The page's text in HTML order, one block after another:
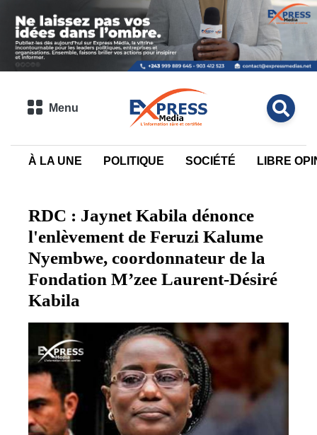
Menu
À LA UNE POLITIQUE SOCIÉTÉ LIBRE
RDC : Jaynet Kabila dénonce
l'enlèvement de Feruzi Kalume
Nyembwe, coordonnateur de la
Fondation M’zee Laurent-Désiré
Kabila